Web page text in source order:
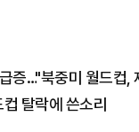
증…"북중미 월드컵,
탈락에 쓴소리